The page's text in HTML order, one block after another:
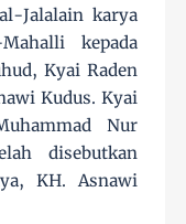
Jalalain karya
kepada
Kyai Raden
Kudus. Kyai
Nur
disebutkan
KH. Asnawi